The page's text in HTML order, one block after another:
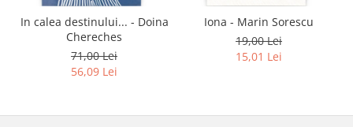
In calea destinului... - Doina
Chereches
71,00 Lei
56,09 Lei
Iona - Marin Sorescu
19,00 Lei
15,01 Lei